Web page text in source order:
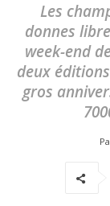
Les
donnes
week-end
deux
gros